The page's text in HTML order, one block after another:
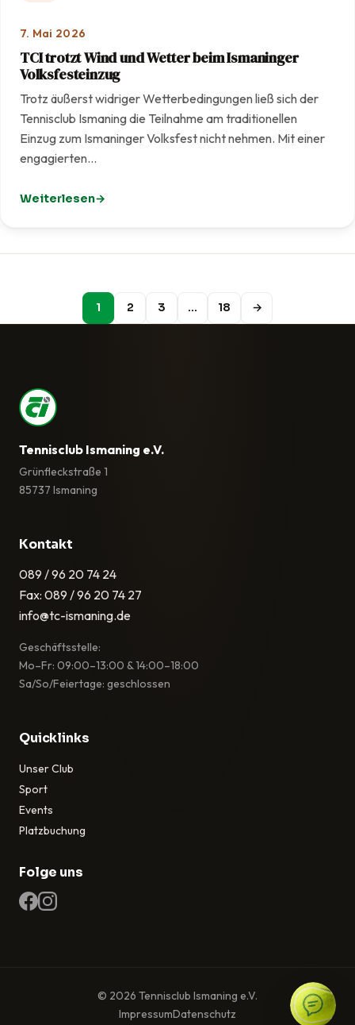
7. Mai 2026
TCI trotzt Wind und Wetter beim Ismaninger
Volksfesteinzug
Trotz äußerst widriger Wetterbedingungen ließ sich der
Tennisclub Ismaning die Teilnahme am traditionellen
Einzug zum Ismaninger Volksfest nicht nehmen. Mit einer
engagierten…
Weiterlesen
: TCI trotzt Wind und Wetter beim Ismaninger
1 2 3 … 18 →
Tennisclub Ismaning e.V.
Grünfleckstraße 1
85737 Ismaning
Kontakt
089 / 96 20 74 24
Fax: 089 / 96 20 74 27
info@tc-ismaning.de
Geschäftsstelle:
Mo–Fr: 09:00–13:00 & 14:00–18:00
Sa/So/Feiertage: geschlossen
Quicklinks
Unser Club
Sport
Events
Platzbuchung
Folge uns
© 2026 Tennisclub Ismaning e.V.
ImpressumDatenschutz